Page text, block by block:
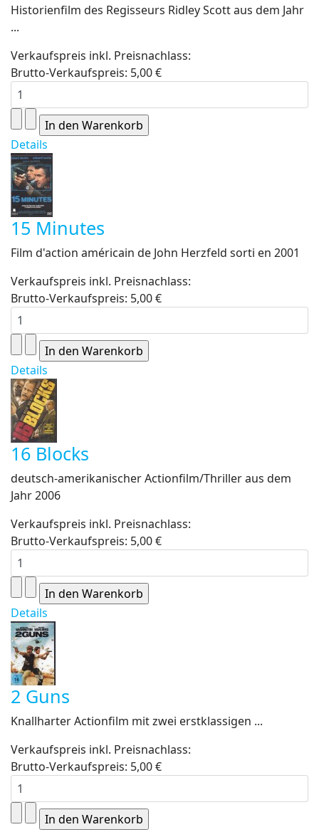
Historienfilm des Regisseurs Ridley Scott aus dem Jahr
...
Verkaufspreis inkl. Preisnachlass:
Brutto-Verkaufspreis: 5,00 €
Details
15 Minutes
Film d'action américain de John Herzfeld sorti en 2001
Verkaufspreis inkl. Preisnachlass:
Brutto-Verkaufspreis: 5,00 €
Details
16 Blocks
deutsch-amerikanischer Actionfilm/Thriller aus dem
Jahr 2006
Verkaufspreis inkl. Preisnachlass:
Brutto-Verkaufspreis: 5,00 €
Details
2 Guns
Knallharter Actionfilm mit zwei erstklassigen ...
Verkaufspreis inkl. Preisnachlass:
Brutto-Verkaufspreis: 5,00 €